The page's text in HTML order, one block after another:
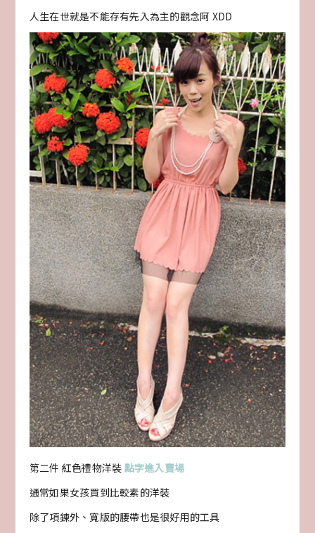
人生在世就是不能存有先入為主的觀念阿 XDD
第二件 紅色禮物洋裝 點字進入賣場
通常如果女孩買到比較素的洋裝
除了項鍊外、寬版的腰帶也是很好用的工具